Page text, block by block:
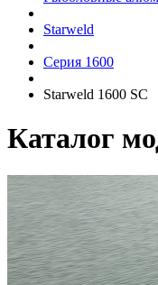
Starweld
Серия 1600
Starweld 1600 SC
Каталог